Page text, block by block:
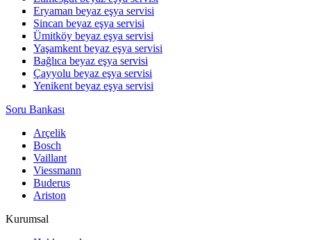
Eryaman beyaz eşya servisi
Sincan beyaz eşya servisi
Ümitköy beyaz eşya servisi
Yaşamkent beyaz eşya servisi
Bağlıca beyaz eşya servisi
Çayyolu beyaz eşya servisi
Yenikent beyaz eşya servisi
Soru Bankası
Arçelik
Bosch
Vaillant
Viessmann
Buderus
Ariston
Kurumsal